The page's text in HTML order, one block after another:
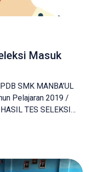
Masuk
SMK MANBA’UL
Pelajaran 2019 /
TES SELEKSI
sebagai
kriteria sebagai